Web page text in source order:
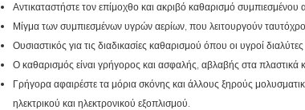
Αντικαταστήστε τον επίμοχθο και ακριβό καθαρισμό συμπιεσμένου
Μίγμα των συμπιεσμένων υγρών αερίων, που λειτουργούν
Ουσιαστικός για τις διαδικασίες καθαρισμού όπου οι υγροί διαλύτες
Ο καθαρισμός είναι γρήγορος και ασφαλής, αβλαβής στα πλαστικά
Γρήγορα αφαιρέστε τα μόρια σκόνης και άλλους ξηρούς
ηλεκτρικού και ηλεκτρονικού εξοπλισμού.